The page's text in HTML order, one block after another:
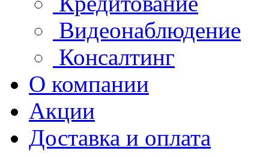
Видеонаблюдение
Консалтинг
О компании
Акции
Доставка и оплата